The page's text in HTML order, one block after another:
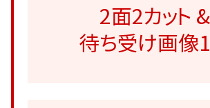
2面2カット &
待ち受け画像